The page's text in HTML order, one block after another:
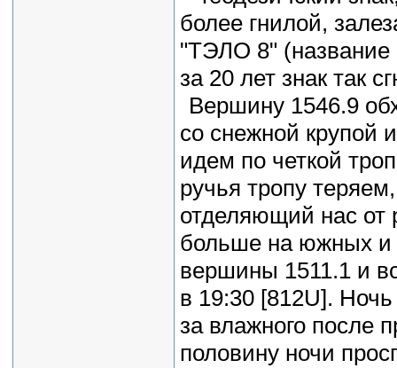
более гнилой,
"ТЭЛО 8" (название
за 20 лет знак так
Вершину 1546.9
со снежной крупой
идем по четкой
ручья тропу
отделяющий нас от
больше на южных и
вершины 1511.1 и
в 19:30 [812U].
за влажного после
половину ночи